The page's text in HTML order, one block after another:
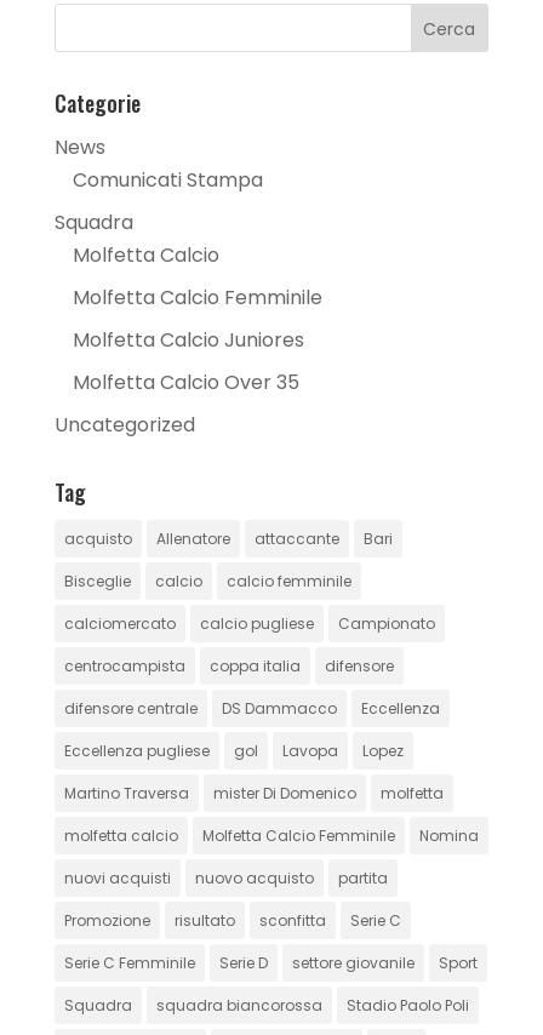
Categorie
News
Comunicati Stampa
Squadra
Molfetta Calcio
Molfetta Calcio Femminile
Molfetta Calcio Juniores
Molfetta Calcio Over 35
Uncategorized
Tag
acquisto Allenatore attaccante Bari
Bisceglie calcio calcio femminile
calciomercato calcio pugliese Campionato
centrocampista coppa italia difensore
difensore centrale DS Dammacco Eccellenza
Eccellenza pugliese gol Lavopa Lopez
Martino Traversa mister Di Domenico molfetta
molfetta calcio Molfetta Calcio Femminile Nomina
nuovi acquisti nuovo acquisto partita
Promozione risultato sconfitta Serie C
Serie C Femminile Serie D settore giovanile Sport
Squadra squadra biancorossa Stadio Paolo Poli